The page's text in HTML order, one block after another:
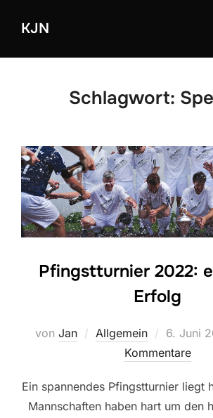
InhaltKJN
Schlagwort:
Pfingstturnier 2022:
Erfolg
von Jan Allgemein
am
6. Juni
Kommentare
Ein spannendes Pfingstturnier liegt
Mannschaften haben hart um den